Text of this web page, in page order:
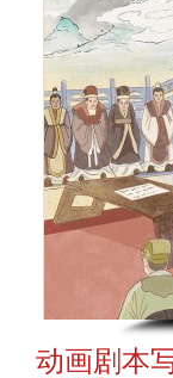
动画剧本